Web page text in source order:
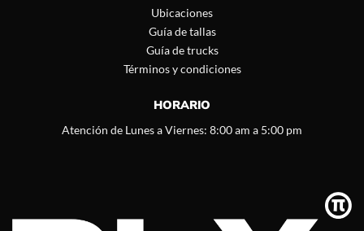
Ubicaciones
Guía de tallas
Guía de trucks
Términos y condiciones
HORARIO
Atención de Lunes a Viernes: 8:00 am a 5:00 pm